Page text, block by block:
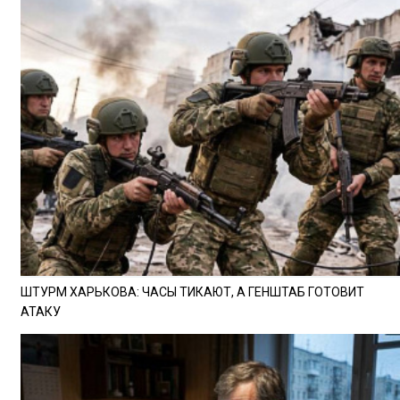
ШТУРМ ХАРЬКОВА: ЧАСЫ ТИКАЮТ, А ГЕНШТАБ ГОТОВИТ
АТАКУ